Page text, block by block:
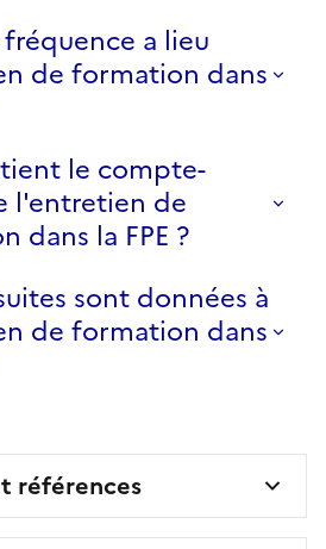
a lieu
de formation dans
le compte-
l'entretien de
dans la FPE ?
sont données à
de formation dans
références